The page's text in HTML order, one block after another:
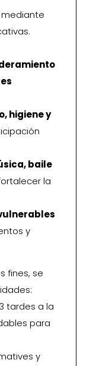
mediante
higiene y
baile
la
y
fines, se
tardes a la
para
y